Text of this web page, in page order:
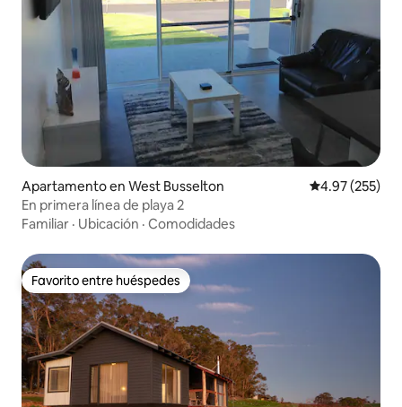
Apartamento en West Busselton Calificación
4.97 (255)
En primera línea de playa 2
Familiar · Ubicación · Comodidades
Favorito entre huéspedes
Favorito entre huéspedes